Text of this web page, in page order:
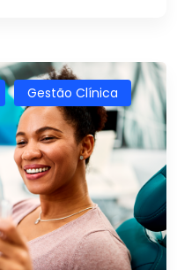
Gestão Clínica